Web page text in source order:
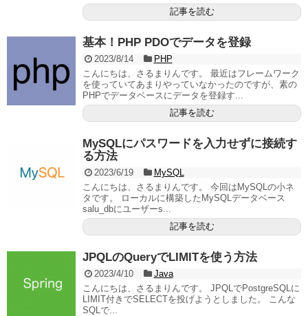
記事を読む
基本！PHP PDOでデータを登録
2023/8/14
PHP
こんにちは、さるまりんです。 最近はフレームワーク
を使っていてあまりやっていなかったのですが、素の
PHPでデータベースにデータを登録す...
記事を読む
MySQLにパスワードを入力せずに接続す
る方法
2023/6/19
MySQL
こんにちは、さるまりんです。 今回はMySQLの小ネ
タです。 ローカルに構築したMySQLデータベース
salu_dbにユーザーs...
記事を読む
JPQLのQueryでLIMITを使う方法
2023/4/10
Java
こんにちは、さるまりんです。 JPQLでPostgreSQLに
LIMIT付きでSELECTを投げようとしました。 こんな
SQLで...